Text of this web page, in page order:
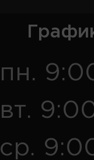
пн.
вт.
ср.